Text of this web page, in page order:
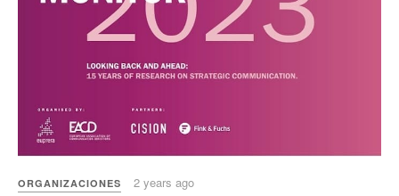
ORGANIZACIONES 2 years ago